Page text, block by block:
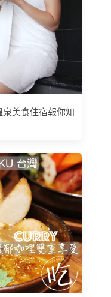
美食住宿報你知